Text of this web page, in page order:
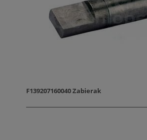
F139207160040 Zabierak